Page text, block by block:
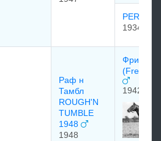
1934
Раф н
Тамбл
ROUGH'N
TUMBLE
1948
1948
Фри Фор
(Free For
1942